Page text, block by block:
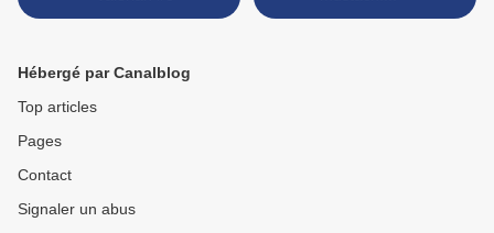
Hébergé par Canalblog
Top articles
Pages
Contact
Signaler un abus